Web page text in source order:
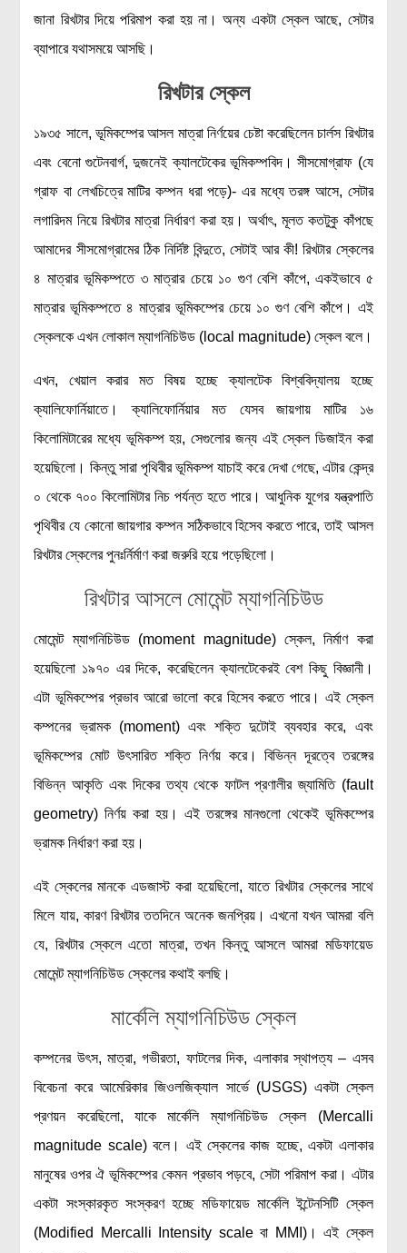
জানা রিখটার দিয়ে পরিমাপ করা হয় না। অন্য একটা স্কেল আছে, সেটার
ব্যাপারে যথাসময়ে আসছি।
রিখটার স্কেল
১৯৩৫ সালে, ভূমিকম্পের আসল মাত্রা নির্ণয়ের চেষ্টা করেছিলেন চার্লস রিখটার
এবং বেনো গুটেনবার্গ, দুজনেই ক্যালটেকের ভূমিকম্পবিদ। সীসমোগ্রাফ (যে
গ্রাফ বা লেখচিত্রে মাটির কম্পন ধরা পড়ে)- এর মধ্যে তরঙ্গ আসে, সেটার
লগারিদম নিয়ে রিখটার মাত্রা নির্ধারণ করা হয়। অর্থাৎ, মূলত কতটুকু কাঁপছে
আমাদের সীসমোগ্রামের ঠিক নির্দিষ্ট বিন্দুতে, সেটাই আর কী! রিখটার স্কেলের
৪ মাত্রার ভূমিকম্পতে ৩ মাত্রার চেয়ে ১০ গুণ বেশি কাঁপে, একইভাবে ৫
মাত্রার ভূমিকম্পতে ৪ মাত্রার ভূমিকম্পের চেয়ে ১০ গুণ বেশি কাঁপে। এই
স্কেলকে এখন লোকাল ম্যাগনিচিউড (local magnitude) স্কেল বলে।
এখন, খেয়াল করার মত বিষয় হচ্ছে ক্যালটেক বিশ্ববিদ্যালয় হচ্ছে
ক্যালিফোর্নিয়াতে। ক্যালিফোর্নিয়ার মত যেসব জায়গায় মাটির ১৬
কিলোমিটারের মধ্যে ভূমিকম্প হয়, সেগুলোর জন্য এই স্কেল ডিজাইন করা
হয়েছিলো। কিন্তু সারা পৃথিবীর ভূমিকম্প যাচাই করে দেখা গেছে, এটার কেন্দ্র
০ থেকে ৭০০ কিলোমিটার নিচ পর্যন্ত হতে পারে। আধুনিক যুগের যন্ত্রপাতি
পৃথিবীর যে কোনো জায়গার কম্পন সঠিকভাবে হিসেব করতে পারে, তাই আসল
রিখটার স্কেলের পুনঃর্নির্মাণ করা জরুরি হয়ে পড়েছিলো।
রিখটার আসলে মোমেন্ট ম্যাগনিচিউড
মোমেন্ট ম্যাগনিচিউড (moment magnitude) স্কেল, নির্মাণ করা
হয়েছিলো ১৯৭০ এর দিকে, করেছিলেন ক্যালটেকেরই বেশ কিছু বিজ্ঞানী।
এটা ভূমিকম্পের প্রভাব আরো ভালো করে হিসেব করতে পারে। এই স্কেল
কম্পনের ভ্রামক (moment) এবং শক্তি দুটোই ব্যবহার করে, এবং
ভূমিকম্পের মোট উৎসারিত শক্তি নির্ণয় করে। বিভিন্ন দূরত্বে তরঙ্গের
বিভিন্ন আকৃতি এবং দিকের তথ্য থেকে ফাটল প্রণালীর জ্যামিতি (fault
geometry) নির্ণয় করা হয়। এই তরঙ্গের মানগুলো থেকেই ভূমিকম্পের
ভ্রামক নির্ধারণ করা হয়।
এই স্কেলের মানকে এডজাস্ট করা হয়েছিলো, যাতে রিখটার স্কেলের সাথে
মিলে যায়, কারণ রিখটার ততদিনে অনেক জনপ্রিয়। এখনো যখন আমরা বলি
যে, রিখটার স্কেলে এতো মাত্রা, তখন কিন্তু আসলে আমরা মডিফায়েড
মোমেন্ট ম্যাগনিচিউড স্কেলের কথাই বলছি।
মার্কেলি ম্যাগনিচিউড স্কেল
কম্পনের উৎস, মাত্রা, গভীরতা, ফাটলের দিক, এলাকার স্থাপত্য – এসব
বিবেচনা করে আমেরিকার জিওলজিক্যাল সার্ভে (USGS) একটা স্কেল
প্রণয়ন করেছিলো, যাকে মার্কেলি ম্যাগনিচিউড স্কেল (Mercalli
magnitude scale) বলে। এই স্কেলের কাজ হচ্ছে, একটা এলাকার
মানুষের ওপর ঐ ভূমিকম্পের কেমন প্রভাব পড়বে, সেটা পরিমাপ করা। এটার
একটা সংস্কারকৃত সংস্করণ হচ্ছে মডিফায়েড মার্কেলি ইন্টেনসিটি স্কেল
(Modified Mercalli Intensity scale বা MMI)। এই স্কেল